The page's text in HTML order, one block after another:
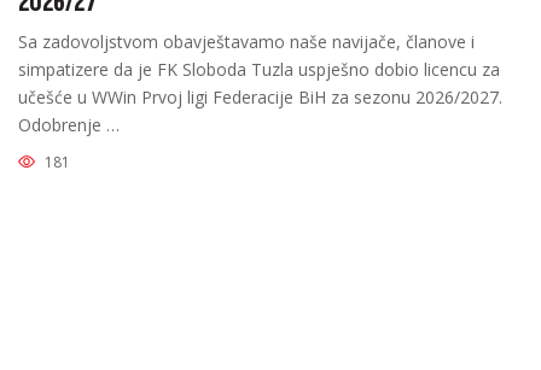
Sa zadovoljstvom obavještavamo naše navijače, članove i
simpatizere da je FK Sloboda Tuzla uspješno dobio licencu za
učešće u WWin Prvoj ligi Federacije BiH za sezonu 2026/2027.
Odobrenje …
181